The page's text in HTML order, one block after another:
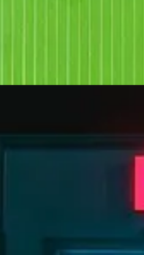
en la cabeza de los nativos no